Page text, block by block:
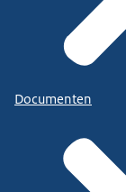
Documenten